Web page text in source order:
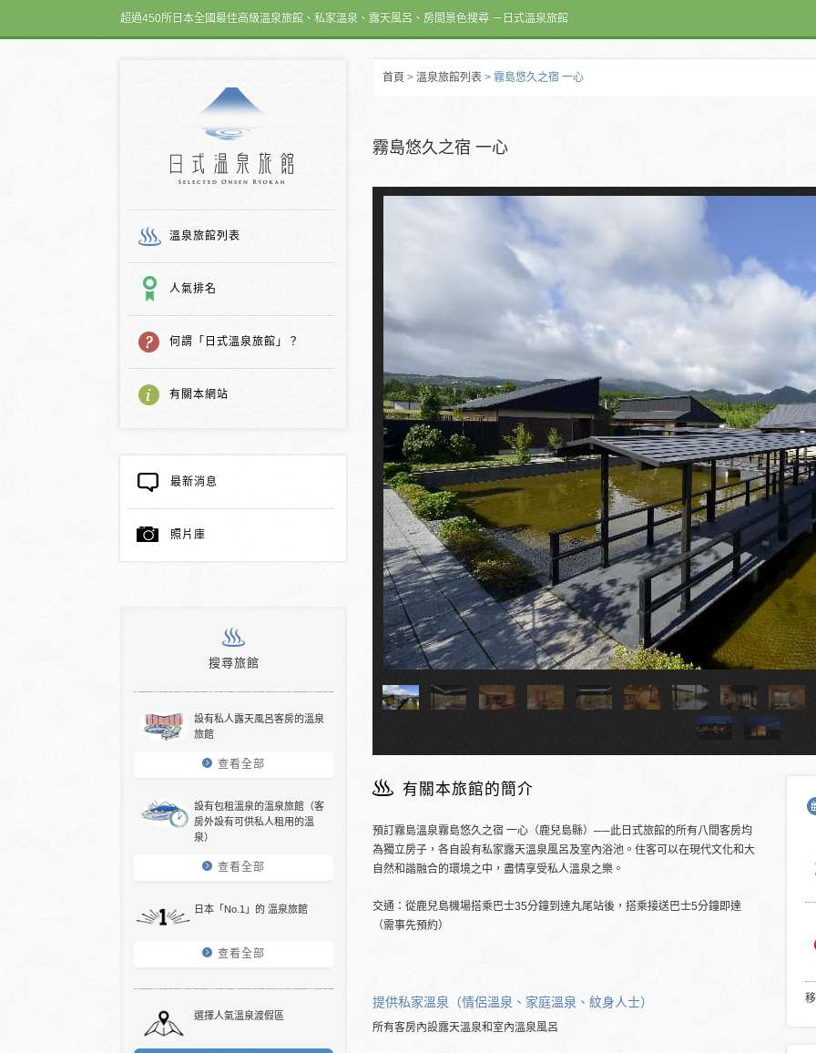
超過450所日本全國最佳高級溫泉旅館、私家溫泉、露天風呂、房間景色搜尋 －日式溫泉旅館
溫泉旅館列表
人氣排名
何謂「日式溫泉旅館」？
有關本網站
最新消息
照片庫
搜尋旅館
設有私人露天風呂客房的溫泉
旅館
查看全部
設有包租溫泉的溫泉旅館（客
房外設有可供私人租用的溫
泉）
查看全部
日本「No.1」的 溫泉旅館
查看全部
選擇人氣溫泉渡假區
首頁 > 溫泉旅館列表 > 霧島悠久之宿 一心
霧島悠久之宿 一心
附設露天溫泉和室內溫泉的客房
有關本旅館的簡介
預訂霧島溫泉霧島悠久之宿 一心（鹿兒島縣）──此日式旅館的所有八間客房均
為獨立房子，各自設有私家露天溫泉風呂及室內浴池。住客可以在現代文化和大
自然和諧融合的環境之中，盡情享受私人溫泉之樂。
交通：從鹿兒島機場搭乘巴士35分鐘到達丸尾站後，搭乘接送巴士5分鐘即達
（需事先預約）
提供私家溫泉（情侶溫泉、家庭溫泉、紋身人士）
所有客房內設露天溫泉和室內溫泉風呂